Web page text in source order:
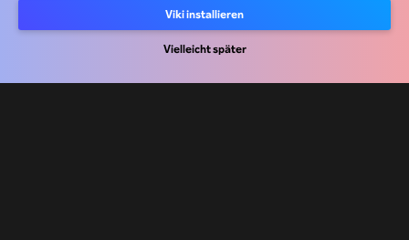
Viki installieren
Vielleicht später